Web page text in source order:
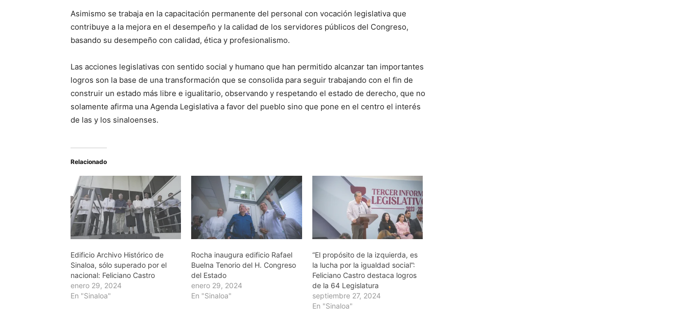
Asimismo se trabaja en la capacitación permanente del personal con vocación legislativa que
contribuye a la mejora en el desempeño y la calidad de los servidores públicos del Congreso,
basando su desempeño con calidad, ética y profesionalismo.
Las acciones legislativas con sentido social y humano que han permitido alcanzar tan importantes
logros son la base de una transformación que se consolida para seguir trabajando con el fin de
construir un estado más libre e igualitario, observando y respetando el estado de derecho, que no
solamente afirma una Agenda Legislativa a favor del pueblo sino que pone en el centro el interés
de las y los sinaloenses.
Relacionado
Edificio Archivo Histórico de
Sinaloa, sólo superado por el
nacional: Feliciano Castro
enero 29, 2024
En "Sinaloa"
Rocha inaugura edificio Rafael
Buelna Tenorio del H. Congreso
del Estado
enero 29, 2024
En "Sinaloa"
“El propósito de la izquierda, es
la lucha por la igualdad social”:
Feliciano Castro destaca logros
de la 64 Legislatura
septiembre 27, 2024
En "Sinaloa"